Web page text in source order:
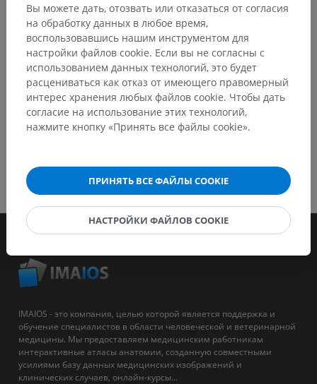
СКАЧАТЬ ПРИЛОЖЕНИЕ
IMAIOS - это компания, целью которой является поддержка и
обучение специалистов в области человеческой и ветеринарной
медицины. Мы предоставляем медицинским работникам
интерактивные атласы анатомии, созданную совместными
усилиями базу данных медицинских изображений и
клинических случаев, онлайн-курсы...
Вы можете дать, отозвать или отказаться от согласия
на обработку данных в любое время,
воспользовавшись нашим инструментом для
настройки файлов cookie. Если вы не согласны с
использованием данных технологий, это будет
расцениваться как отказ от имеющего правомерный
интерес хранения любых файлов cookie. Чтобы дать
согласие на использование этих технологий,
нажмите кнопку «Принять все файлы cookie».
ПРИНЯТЬ ВСЕ ФАЙЛЫ COOKIE
НАСТРОЙКИ ФАЙЛОВ COOKIE